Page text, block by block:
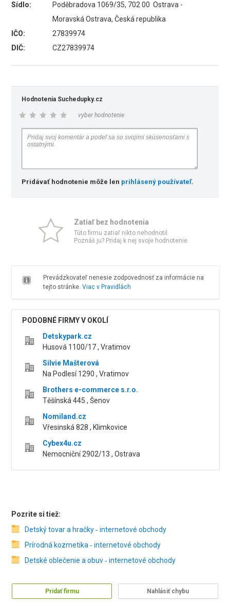
Sídlo:
Poděbradova 1069/35, 702 00 Ostrava -
Moravská Ostrava, Česká republika
IČO:
27839974
DIČ:
CZ27839974
Hodnotenia Suchedupky.cz
vyber hodnotenie
Pridávať hodnotenie môže len prihlásený používateľ.
Zatiaľ bez hodnotenia
Túto firmu zatiaľ nikto nehodnotil.
Poznáš ju? Pridaj k nej svoje hodnotenie.
Prevádzkovateľ nenesie zodpovednosť za informácie na
tejto stránke. Viac v Pravidlách
PODOBNÉ FIRMY V OKOLÍ
Detskypark.cz
Husová 1100/17 , Vratimov
Silvie Mašterová
Na Podlesí 1290 , Vratimov
Brothers e-commerce s.r.o.
Těšínská 445 , Šenov
Nomiland.cz
Vřesinská 828 , Klimkovice
Cybex4u.cz
Nemocniční 2902/13 , Ostrava
Pozrite si tiež:
Detský tovar a hračky ‑ internetové obchody
Prírodná kozmetika ‑ internetové obchody
Detské oblečenie a obuv ‑ internetové obchody
Pridať firmu Nahlásiť chybu